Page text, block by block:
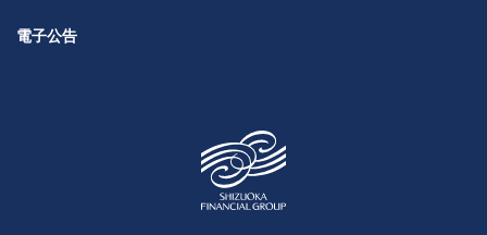
電子公告